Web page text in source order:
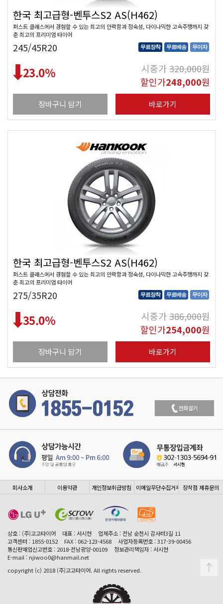
한국 최고급형-벤투스S2 AS(H462)
퍼스트 클래스에서 경험할 수 있는 최고의 안락함과 정숙성, 다이나믹한 고속주행까지 갖
춘 최고의 프리미엄 타이어
245/45R20 무료장착 무료배송 무이자
23.0% 시중가320,000원
할인가248,000원
장바구니 담기 바로가기
한국 최고급형-벤투스S2 AS(H462)
퍼스트 클래스에서 경험할 수 있는 최고의 안락함과 정숙성, 다이나믹한 고속주행까지 갖
춘 최고의 프리미엄 타이어
275/35R20 무료장착 무료배송 무이자
35.0% 시중가386,000원
할인가254,000원
장바구니 담기 바로가기
회사소개 이용약관 개인정보취급방침 이메일무단수집거부 장착점 제휴문의
상호 : (주)고고타이어 대표 : 서시현
업체주소 : 전남 순천시 감사터3길 11
고객센터 : 1855-0152
FAX : 062-123-4568
사업자등록번호 : 317-39-00456
통신판매업신고번호 : 2018-전남광양-00109
정보관리책임자 : 서시현
E-mail : njiwoo0@hanmail.net
copyright (c) 2018 (주)고고타이어. All rights reserved.